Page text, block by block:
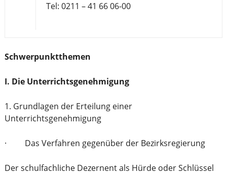
Tel: 0211 – 41 66 06-00
Schwerpunktthemen
I. Die Unterrichtsgenehmigung
1. Grundlagen der Erteilung einer
Unterrichtsgenehmigung
· Das Verfahren gegenüber der Bezirksregierung
Der schulfachliche Dezernent als Hürde oder Schlüssel